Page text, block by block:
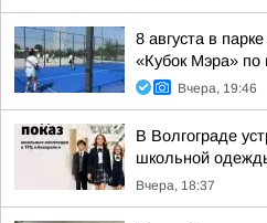
8 августа в
«Кубок Мэра» по
Вчера, 19:46
В Волгограде
школьной
Вчера, 18:37